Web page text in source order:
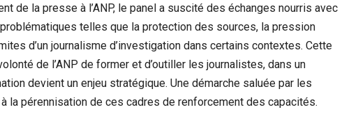
de la presse à l’ANP, le panel a suscité des échanges nourris avec
telles que la protection des sources, la pression
d’un journalisme d’investigation dans certains contextes. Cette
de l’ANP de former et d’outiller les journalistes, dans un
devient un enjeu stratégique. Une démarche saluée par les
la pérennisation de ces cadres de renforcement des capacités.